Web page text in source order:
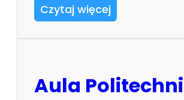
Czytaj więcej
Aula